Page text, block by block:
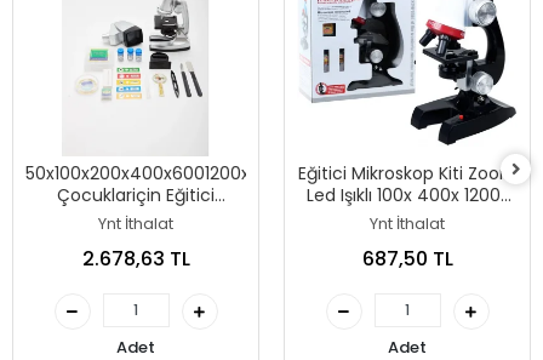
50x100x200x400x6001200x
Çocuklariçin Eğitici
Projektörlü Mikroskop Seti
Ynt İthalat
2.678,63 TL
Adet
Eğitici Mikroskop Kiti Zoom
Led Işıklı 100x 400x 1200x
St1200x
Ynt İthalat
687,50 TL
Adet